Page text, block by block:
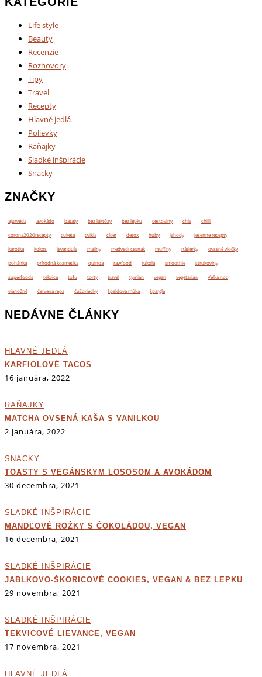
Life style
Beauty
Recenzie
Rozhovory
Tipy
Travel
Recepty
Hlavné jedlá
Polievky
Raňajky
Sladké inšpirácie
Snacky
ZNAČKY
ajurvéda avokádo bataty bez laktózy bez lepku cestoviny chia chilli
corona2020recepty cuketa cvikla cícer detox huby jahody jesenne recepty
karotka kokos levanduľa maliny medvedí cesnak muffiny nátierky ovsené vločky
pohánka prírodná kozmetika quinoa rawfood rukola smoothie strukoviny
superfoods tekvica tofu torty travel tymián vegan vegetarian Veľká noc
vianočné červená repa čučoriedky špaldová múka špargľa
NEDÁVNE ČLÁNKY
HLAVNÉ JEDLÁ
KARFIOLOVÉ TACOS
16 januára, 2022
RAŇAJKY
MATCHA OVSENÁ KAŠA S VANILKOU
2 januára, 2022
SNACKY
TOASTY S VEGÁNSKYM LOSOSOM A AVOKÁDOM
30 decembra, 2021
SLADKÉ INŠPIRÁCIE
MANDĽOVÉ ROŽKY S ČOKOLÁDOU, VEGAN
16 decembra, 2021
SLADKÉ INŠPIRÁCIE
JABLKOVO-ŠKORICOVÉ COOKIES, VEGAN & BEZ LEPKU
29 novembra, 2021
SLADKÉ INŠPIRÁCIE
TEKVICOVÉ LIEVANCE, VEGAN
17 novembra, 2021
HLAVNÉ JEDLÁ